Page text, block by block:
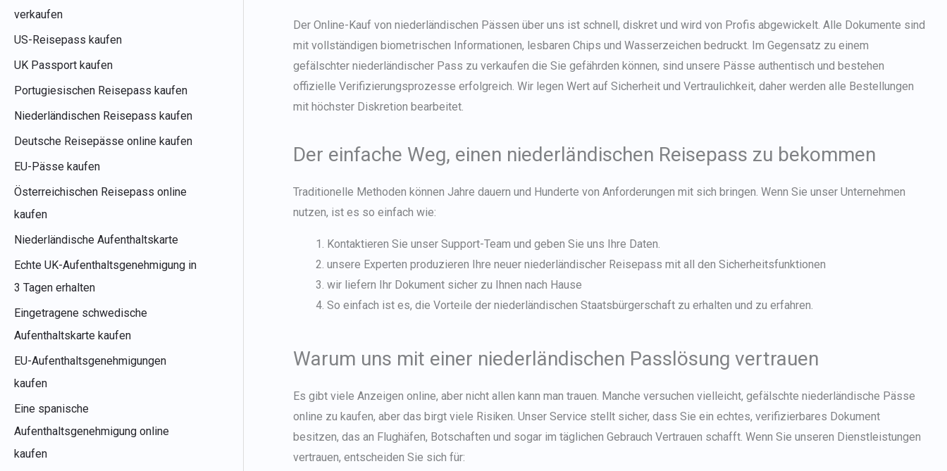
verkaufen
US-Reisepass kaufen
UK Passport kaufen
Portugiesischen Reisepass kaufen
Niederländischen Reisepass kaufen
Deutsche Reisepässe online kaufen
EU-Pässe kaufen
Österreichischen Reisepass online
kaufen
Niederländische Aufenthaltskarte
Echte UK-Aufenthaltsgenehmigung in
3 Tagen erhalten
Eingetragene schwedische
Aufenthaltskarte kaufen
EU-Aufenthaltsgenehmigungen
kaufen
Eine spanische
Aufenthaltsgenehmigung online
kaufen
Der Online-Kauf von niederländischen Pässen über uns ist schnell, diskret und wird von Profis abgewickelt. Alle Dokumente sind
mit vollständigen biometrischen Informationen, lesbaren Chips und Wasserzeichen bedruckt. Im Gegensatz zu einem
gefälschter niederländischer Pass zu verkaufen die Sie gefährden können, sind unsere Pässe authentisch und bestehen
offizielle Verifizierungsprozesse erfolgreich. Wir legen Wert auf Sicherheit und Vertraulichkeit, daher werden alle Bestellungen
mit höchster Diskretion bearbeitet.
Der einfache Weg, einen niederländischen Reisepass zu bekommen
Traditionelle Methoden können Jahre dauern und Hunderte von Anforderungen mit sich bringen. Wenn Sie unser Unternehmen
nutzen, ist es so einfach wie:
Kontaktieren Sie unser Support-Team und geben Sie uns Ihre Daten.
unsere Experten produzieren Ihre neuer niederländischer Reisepass mit all den Sicherheitsfunktionen
wir liefern Ihr Dokument sicher zu Ihnen nach Hause
So einfach ist es, die Vorteile der niederländischen Staatsbürgerschaft zu erhalten und zu erfahren.
Warum uns mit einer niederländischen Passlösung vertrauen
Es gibt viele Anzeigen online, aber nicht allen kann man trauen. Manche versuchen vielleicht, gefälschte niederländische Pässe
online zu kaufen, aber das birgt viele Risiken. Unser Service stellt sicher, dass Sie ein echtes, verifizierbares Dokument
besitzen, das an Flughäfen, Botschaften und sogar im täglichen Gebrauch Vertrauen schafft. Wenn Sie unseren Dienstleistungen
vertrauen, entscheiden Sie sich für: